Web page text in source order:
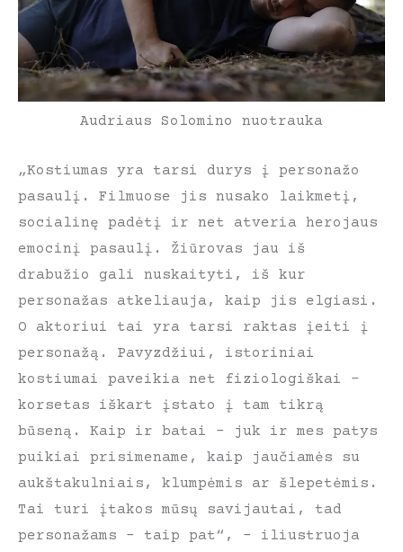
Audriaus Solomino nuotrauka
„Kostiumas yra tarsi durys į personažo
pasaulį. Filmuose jis nusako laikmetį,
socialinę padėtį ir net atveria herojaus
emocinį pasaulį. Žiūrovas jau iš
drabužio gali nuskaityti, iš kur
personažas atkeliauja, kaip jis elgiasi.
O aktoriui tai yra tarsi raktas įeiti į
personažą. Pavyzdžiui, istoriniai
kostiumai paveikia net fiziologiškai –
korsetas iškart įstato į tam tikrą
būseną. Kaip ir batai – juk ir mes patys
puikiai prisimename, kaip jaučiamės su
aukštakulniais, klumpėmis ar šlepetėmis.
Tai turi įtakos mūsų savijautai, tad
personažams – taip pat“, – iliustruoja